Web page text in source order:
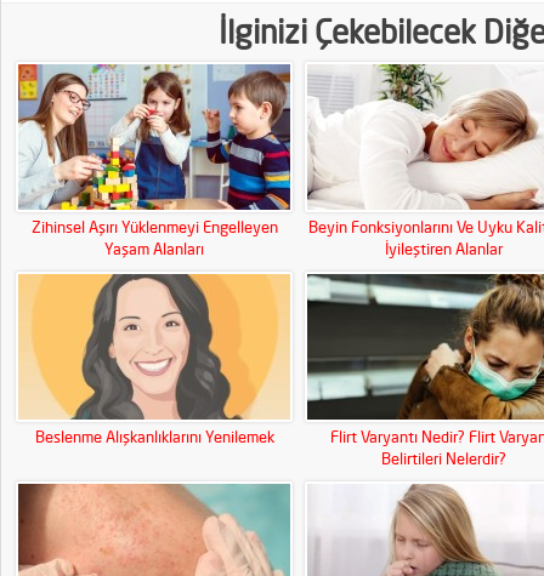
İlginizi Çekebilecek
Zihinsel Aşırı Yüklenmeyi Engelleyen
Yaşam Alanları
Beyin Fonksiyonlarını Ve Uyku
İyileştiren Alanlar
Beslenme Alışkanlıklarını Yenilemek
Flirt Varyantı Nedir? Flirt
Belirtileri Nelerdir?